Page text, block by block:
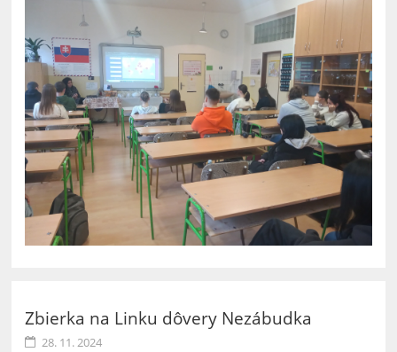
Zbierka na Linku dôvery Nezábudka
28. 11. 2024